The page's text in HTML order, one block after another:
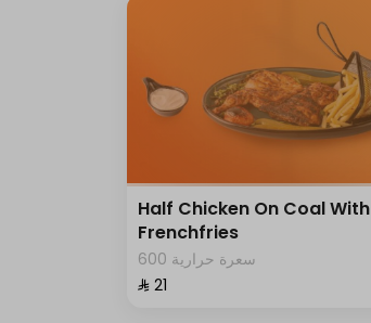
Half Chicken On Coal With
Frenchfries
600 سعرة حرارية
⁨⁦‪‬ 21⁩